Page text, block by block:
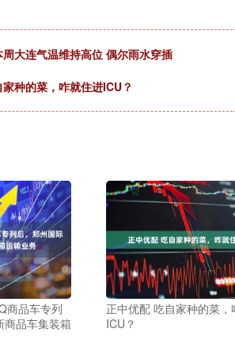
大连气温维持高位 偶尔雨水穿插
种的菜，咋就住进ICU？
商品车专列
商品车集装箱
正中优配 吃自家种的菜，
ICU？